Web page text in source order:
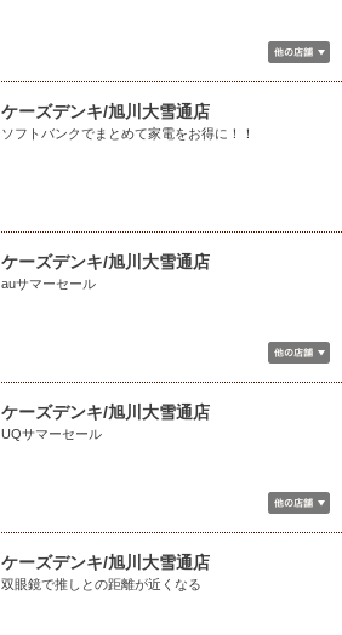
ケーズデンキ/旭川大雪通店
ソフトバンクでまとめて家電をお得に！！
ケーズデンキ/旭川大雪通店
auサマーセール
ケーズデンキ/旭川大雪通店
UQサマーセール
ケーズデンキ/旭川大雪通店
双眼鏡で推しとの距離が近くなる